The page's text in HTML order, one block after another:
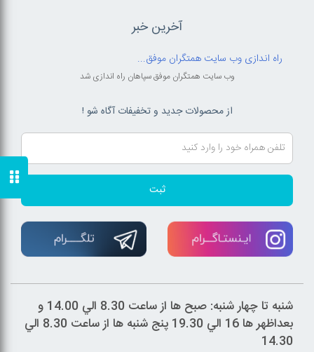
آخرین خبر
راه اندازی وب سایت همتگران موفق...
وب سایت همتگران موفق سپاهان راه اندازی شد
از محصولات جدید و تخفیفات آگاه شو !
ثبت
شنبه تا چهار شنبه: صبح ها از ساعت 8.30 الي 14.00 و
بعداظهر ها 16 الي 19.30 پنج شنبه ها از ساعت 8.30 الي
14.30